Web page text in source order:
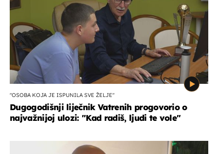
"OSOBA KOJA JE ISPUNILA SVE ŽELJE"
Dugogodišnji liječnik Vatrenih progovorio o
najvažnijoj ulozi: "Kad radiš, ljudi te vole"